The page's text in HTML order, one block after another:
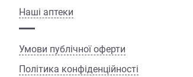
Наші аптеки
Умови публічної оферти
Політика конфіденційності